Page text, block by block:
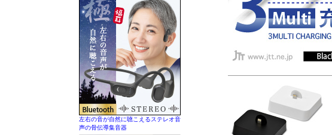
左右の音が自然に聴こえるステレオ音
声の骨伝導集音器